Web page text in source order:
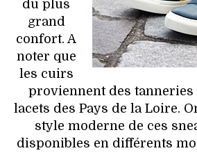
du plus
grand
confort. A
noter que
les cuirs
proviennent des tanneries
lacets des Pays de la Loire.
style moderne de ces
disponibles en différents